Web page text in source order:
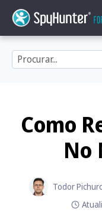
content
Como
No
Todor